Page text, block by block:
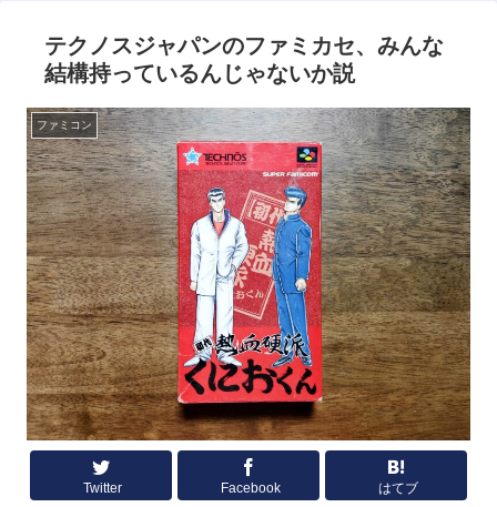
テクノスジャパンのファミカセ、みんな
結構持っているんじゃないか説
ファミコン
Twitter Facebook はてブ